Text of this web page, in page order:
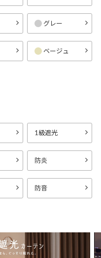
グレー
ベージュ
1級遮光
防炎
防音